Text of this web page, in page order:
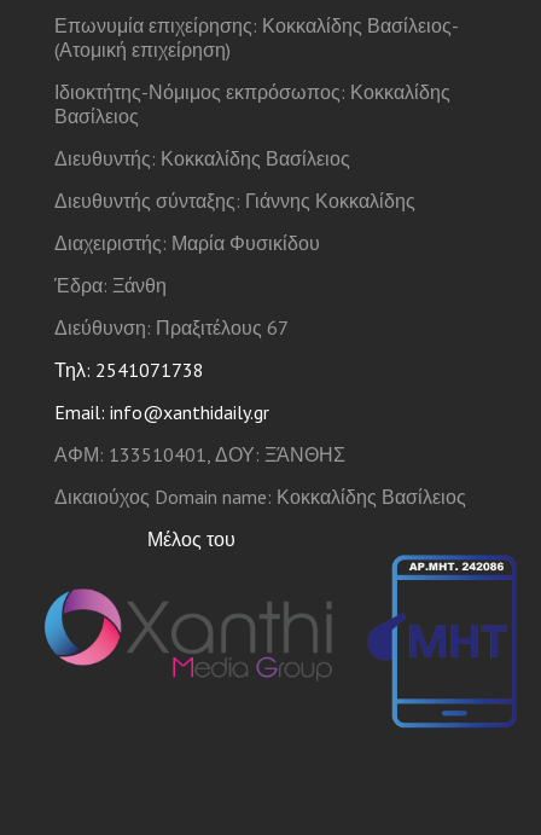
Επωνυμία επιχείρησης: Κοκκαλίδης Βασίλειος-
(Ατομική επιχείρηση)
Ιδιοκτήτης-Νόμιμος εκπρόσωπος: Κοκκαλίδης
Βασίλειος
Διευθυντής: Κοκκαλίδης Βασίλειος
Διευθυντής σύνταξης: Γιάννης Κοκκαλίδης
Διαχειριστής: Μαρία Φυσικίδου
Έδρα: Ξάνθη
Διεύθυνση: Πραξιτέλους 67
Τηλ: 2541071738
Email: info@xanthidaily.gr
ΑΦΜ: 133510401, ΔΟΥ: ΞΆΝΘΗΣ
Δικαιούχος Domain name: Κοκκαλίδης Βασίλειος
Μέλος του